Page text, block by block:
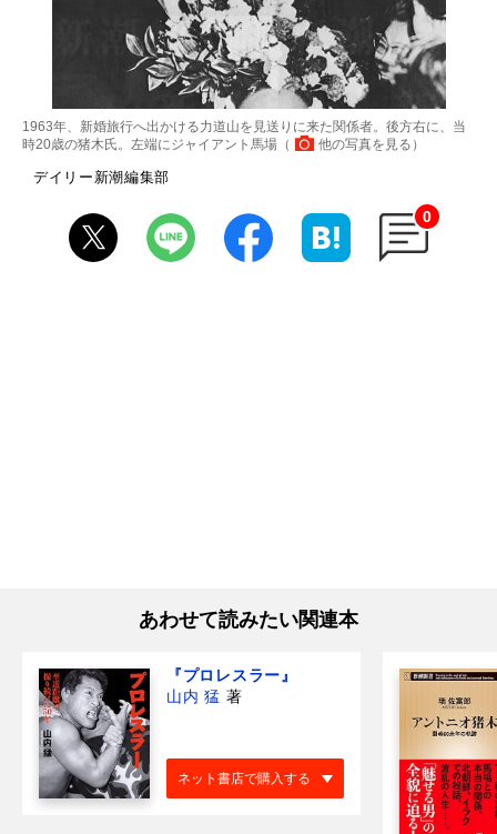
1963年、新婚旅行へ出かける力道山を見送りに来た関係者。後方右に、当
時20歳の猪木氏。左端にジャイアント馬場（
他の写真を見る ）
デイリー新潮編集部
0
あわせて読みたい関連本
『プロレスラー』
山内 猛 著
ネット書店で購入する